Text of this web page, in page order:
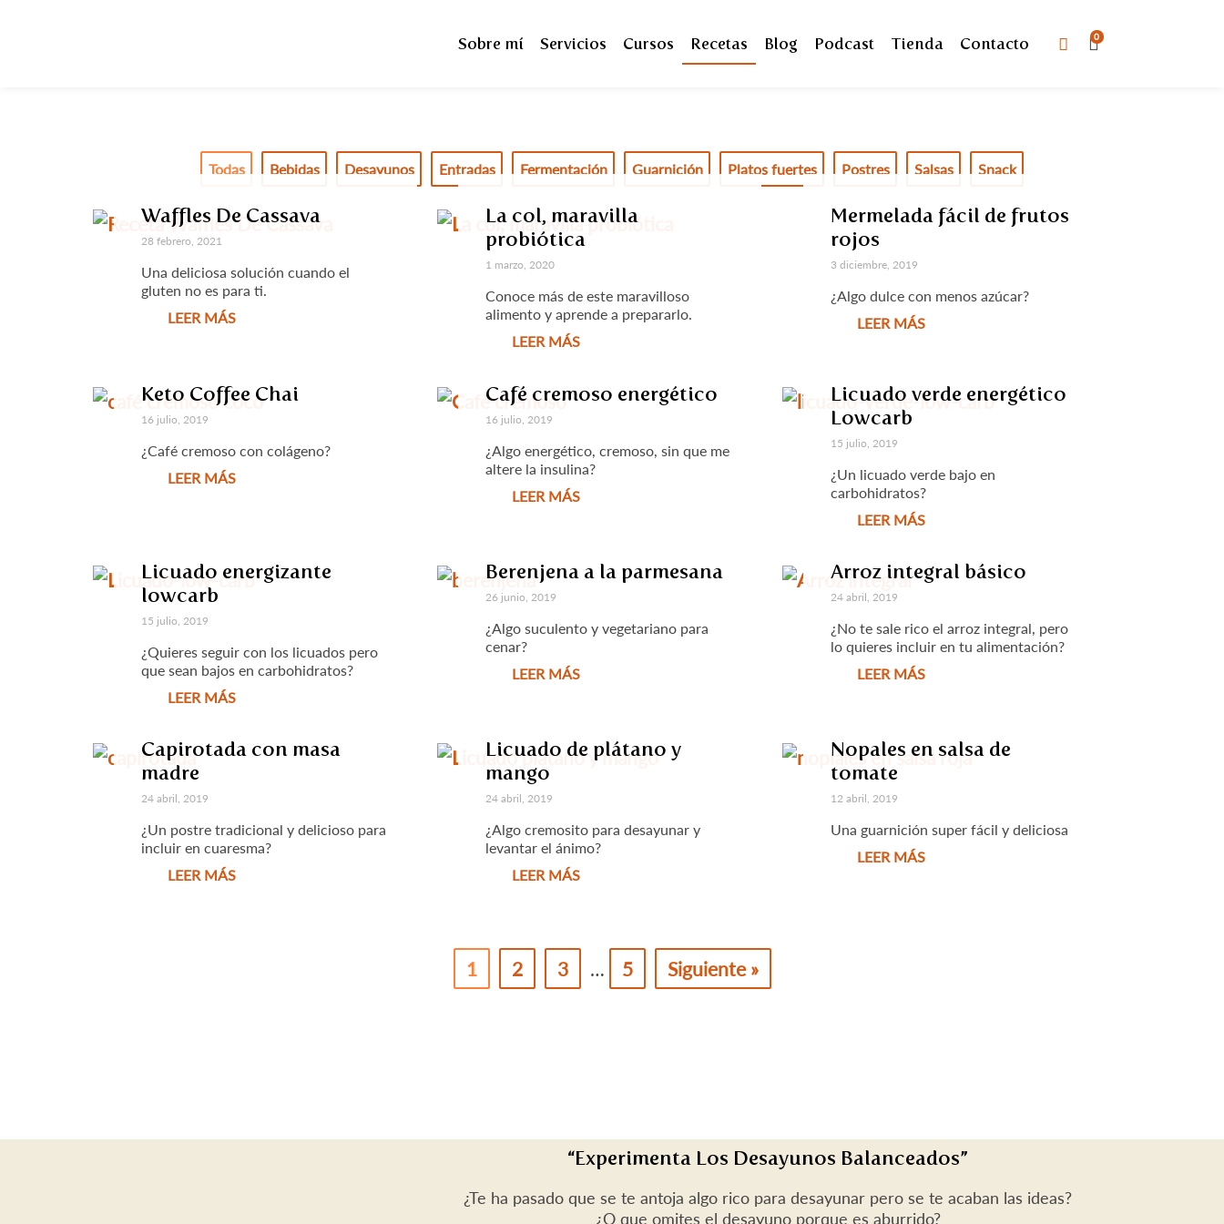
Sobre mí Servicios Cursos Recetas Blog Podcast Tienda Contacto 0
Todas Bebidas Desayunos Entradas Fermentación Guarnición Platos fuertes Postres Salsas Snack
Waffles De Cassava
28 febrero, 2021
Una deliciosa solución cuando el
gluten no es para ti.
LEER MÁS
La col, maravilla
probiótica
1 marzo, 2020
Conoce más de este maravilloso
alimento y aprende a prepararlo.
LEER MÁS
Mermelada fácil de frutos
rojos
3 diciembre, 2019
¿Algo dulce con menos azúcar?
LEER MÁS
Keto Coffee Chai
16 julio, 2019
¿Café cremoso con colágeno?
LEER MÁS
Café cremoso energético
16 julio, 2019
¿Algo energético, cremoso, sin que me
altere la insulina?
LEER MÁS
Licuado verde energético
Lowcarb
15 julio, 2019
¿Un licuado verde bajo en
carbohidratos?
LEER MÁS
Licuado energizante
lowcarb
15 julio, 2019
¿Quieres seguir con los licuados pero
que sean bajos en carbohidratos?
LEER MÁS
Berenjena a la parmesana
26 junio, 2019
¿Algo suculento y vegetariano para
cenar?
LEER MÁS
Arroz integral básico
24 abril, 2019
¿No te sale rico el arroz integral, pero
lo quieres incluir en tu alimentación?
LEER MÁS
Capirotada con masa
madre
24 abril, 2019
¿Un postre tradicional y delicioso para
incluir en cuaresma?
LEER MÁS
Licuado de plátano y
mango
24 abril, 2019
¿Algo cremosito para desayunar y
levantar el ánimo?
LEER MÁS
Nopales en salsa de
tomate
12 abril, 2019
Una guarnición super fácil y deliciosa
LEER MÁS
1 2 3 … 5 Siguiente »
“Experimenta Los Desayunos Balanceados”
¿Te ha pasado que se te antoja algo rico para desayunar pero se te acaban las ideas?
¿O que omites el desayuno porque es aburrido?